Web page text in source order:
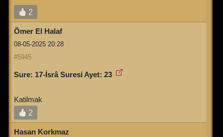
2
Ömer El Halaf
08-05-2025 20:28
#5945
Sure: 17-İsrâ Suresi Ayet: 23
Katilmak
2
Hasan Korkmaz